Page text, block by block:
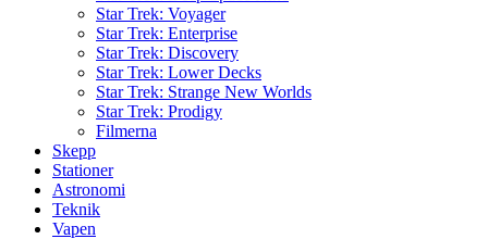
Star Trek: Voyager
Star Trek: Enterprise
Star Trek: Discovery
Star Trek: Lower Decks
Star Trek: Strange New Worlds
Star Trek: Prodigy
Filmerna
Skepp
Stationer
Astronomi
Teknik
Vapen